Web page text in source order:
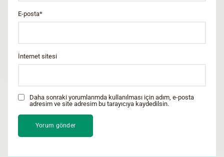
E-posta*
İnternet sitesi
Daha sonraki yorumlarımda kullanılması için adım, e-posta
adresim ve site adresim bu tarayıcıya kaydedilsin.